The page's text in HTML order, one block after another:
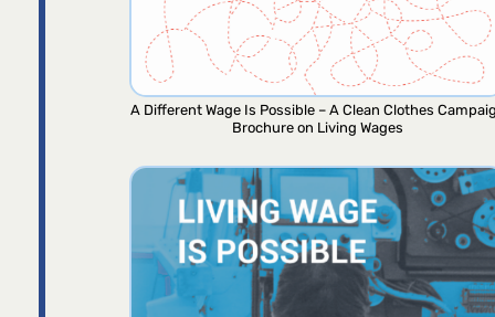
A Different Wage Is Possible – A Clean Clothes
Brochure on Living Wages